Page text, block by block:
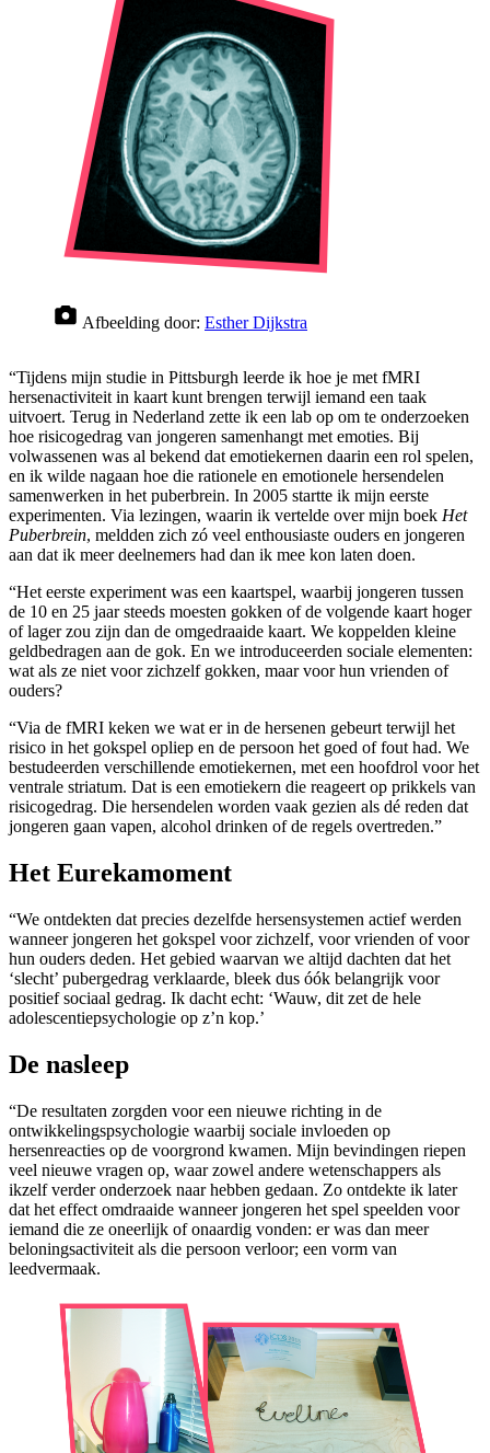
Afbeelding door: Esther Dijkstra
“Tijdens mijn studie in Pittsburgh leerde ik hoe je met fMRI
hersenactiviteit in kaart kunt brengen terwijl iemand een taak
uitvoert. Terug in Nederland zette ik een lab op om te onderzoeken
hoe risicogedrag van jongeren samenhangt met emoties. Bij
volwassenen was al bekend dat emotiekernen daarin een rol spelen,
en ik wilde nagaan hoe die rationele en emotionele hersendelen
samenwerken in het puberbrein. In 2005 startte ik mijn eerste
experimenten. Via lezingen, waarin ik vertelde over mijn boek Het
Puberbrein, meldden zich zó veel enthousiaste ouders en jongeren
aan dat ik meer deelnemers had dan ik mee kon laten doen.
“Het eerste experiment was een kaartspel, waarbij jongeren tussen
de 10 en 25 jaar steeds moesten gokken of de volgende kaart hoger
of lager zou zijn dan de omgedraaide kaart. We koppelden kleine
geldbedragen aan de gok. En we introduceerden sociale elementen:
wat als ze niet voor zichzelf gokken, maar voor hun vrienden of
ouders?
“Via de fMRI keken we wat er in de hersenen gebeurt terwijl het
risico in het gokspel opliep en de persoon het goed of fout had. We
bestudeerden verschillende emotiekernen, met een hoofdrol voor het
ventrale striatum. Dat is een emotiekern die reageert op prikkels van
risicogedrag. Die hersendelen worden vaak gezien als dé reden dat
jongeren gaan vapen, alcohol drinken of de regels overtreden.”
Het Eurekamoment
“We ontdekten dat precies dezelfde hersensystemen actief werden
wanneer jongeren het gokspel voor zichzelf, voor vrienden of voor
hun ouders deden. Het gebied waarvan we altijd dachten dat het
‘slecht’ pubergedrag verklaarde, bleek dus óók belangrijk voor
positief sociaal gedrag. Ik dacht echt: ‘Wauw, dit zet de hele
adolescentiepsychologie op z’n kop.’
De nasleep
“De resultaten zorgden voor een nieuwe richting in de
ontwikkelingspsychologie waarbij sociale invloeden op
hersenreacties op de voorgrond kwamen. Mijn bevindingen riepen
veel nieuwe vragen op, waar zowel andere wetenschappers als
ikzelf verder onderzoek naar hebben gedaan. Zo ontdekte ik later
dat het effect omdraaide wanneer jongeren het spel speelden voor
iemand die ze oneerlijk of onaardig vonden: er was dan meer
beloningsactiviteit als die persoon verloor; een vorm van
leedvermaak.